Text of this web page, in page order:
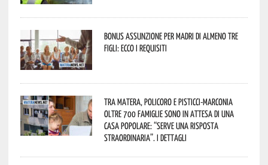
Bonus assunzione per madri di almeno tre
figli: ecco i requisiti
Tra Matera, Policoro e Pisticci-Marconia
oltre 700 famiglie sono in attesa di una
casa popolare: “serve una risposta
straordinaria”. I dettagli